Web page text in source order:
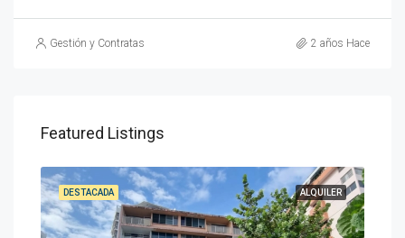
Gestión y Contratas 2 años Hace
Featured Listings
ALQUILER
DESTACADA